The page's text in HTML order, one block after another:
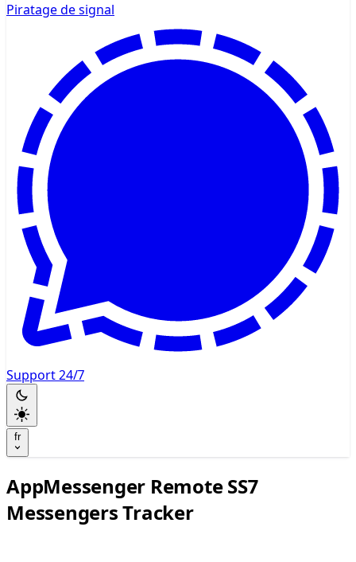
Piratage de signal
Support 24/7
fr
AppMessenger Remote SS7
Messengers Tracker